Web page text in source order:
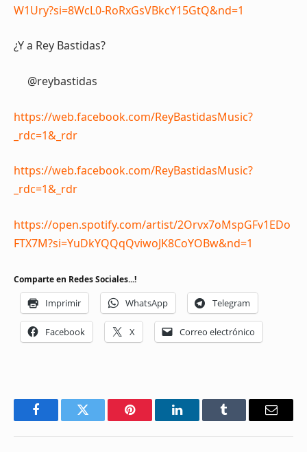
W1Ury?si=8WcL0-RoRxGsVBkcY15GtQ&nd=1
¿Y a Rey Bastidas?
@reybastidas
https://web.facebook.com/ReyBastidasMusic?
_rdc=1&_rdr
https://web.facebook.com/ReyBastidasMusic?
_rdc=1&_rdr
https://open.spotify.com/artist/2Orvx7oMspGFv1EDo
FTX7M?si=YuDkYQQqQviwoJK8CoYOBw&nd=1
Comparte en Redes Sociales...!
Imprimir WhatsApp Telegram
Facebook X Correo electrónico
FacebookTwitter Pinterest LinkedInTumblr Email